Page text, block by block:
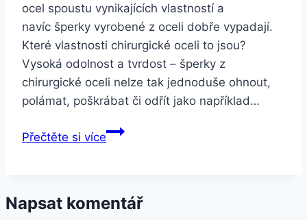
ocel spoustu vynikajících vlastností a
navíc šperky vyrobené z oceli dobře vypadají.
Které vlastnosti chirurgické oceli to jsou?
Vysoká odolnost a tvrdost – šperky z
chirurgické oceli nelze tak jednoduše ohnout,
polámat, poškrábat či odřít jako například…
Přečtěte si víceSmartuj
stříbrném
Napsat komentář